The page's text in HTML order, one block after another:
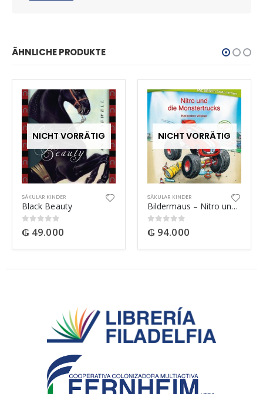
ÄHNLICHE PRODUKTE
NICHT VORRÄTIG
SÄKULAR KINDER
Black Beauty
0out of 5
₲ 49.000
NICHT VORRÄTIG
SÄKULAR KINDER
Bildermaus – Nitro und die Monstertrucks
0out of 5
₲ 94.000